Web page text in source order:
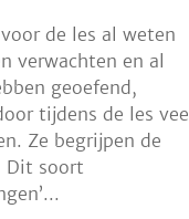
de les al weten
verwachten en al
geoefend,
tijdens de les veel
Ze begrijpen de
Dit soort